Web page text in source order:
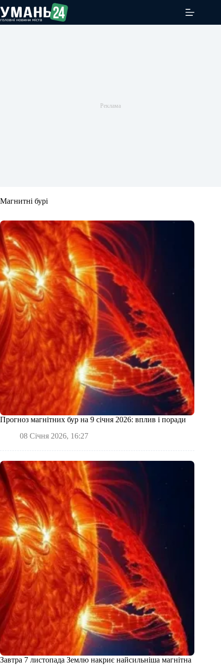
до
вмісту
Магнитні бурі
Прогноз магнітних бур на 9 січня 2026: вплив і поради
08 Січня 2026, 16:27
Завтра 7 листопада Землю накриє найсильніша магнітна